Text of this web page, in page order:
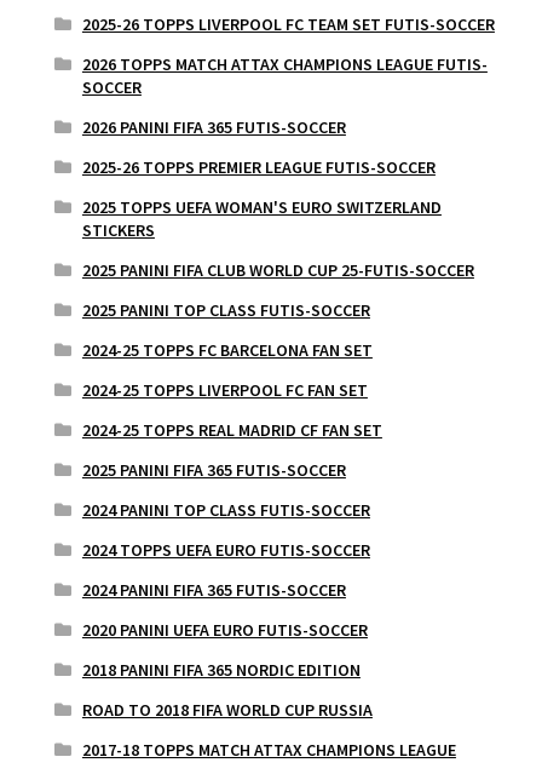
2025-26 TOPPS LIVERPOOL FC TEAM SET FUTIS-SOCCER
2026 TOPPS MATCH ATTAX CHAMPIONS LEAGUE FUTIS-
SOCCER
2026 PANINI FIFA 365 FUTIS-SOCCER
2025-26 TOPPS PREMIER LEAGUE FUTIS-SOCCER
2025 TOPPS UEFA WOMAN'S EURO SWITZERLAND
STICKERS
2025 PANINI FIFA CLUB WORLD CUP 25-FUTIS-SOCCER
2025 PANINI TOP CLASS FUTIS-SOCCER
2024-25 TOPPS FC BARCELONA FAN SET
2024-25 TOPPS LIVERPOOL FC FAN SET
2024-25 TOPPS REAL MADRID CF FAN SET
2025 PANINI FIFA 365 FUTIS-SOCCER
2024 PANINI TOP CLASS FUTIS-SOCCER
2024 TOPPS UEFA EURO FUTIS-SOCCER
2024 PANINI FIFA 365 FUTIS-SOCCER
2020 PANINI UEFA EURO FUTIS-SOCCER
2018 PANINI FIFA 365 NORDIC EDITION
ROAD TO 2018 FIFA WORLD CUP RUSSIA
2017-18 TOPPS MATCH ATTAX CHAMPIONS LEAGUE